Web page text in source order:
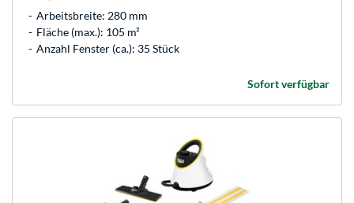
Arbeitsbreite: 280 mm
Fläche (max.): 105 m²
Anzahl Fenster (ca.): 35 Stück
Sofort verfügbar